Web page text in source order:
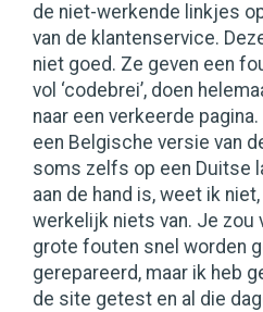
de niet-werkende linkjes
van de klantenservice.
niet goed. Ze geven een
vol ‘codebrei’, doen
naar een verkeerde
een Belgische versie van
soms zelfs op een Duitse
aan de hand is, weet ik
werkelijk niets van. Je zou
grote fouten snel worden
gerepareerd, maar ik heb
de site getest en al die